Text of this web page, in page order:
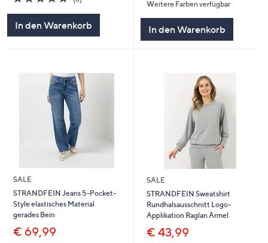
von
In den Warenkorb
5
Weitere Farben verfügbar
In den Warenkorb
SALE
STRANDFEIN Jeans 5-Pocket-
Style elastisches Material
gerades Bein
€ 69,99
SALE
STRANDFEIN Sweatshirt
Rundhalsausschnitt Logo-
Applikation Raglan Ärmel
€ 43,99